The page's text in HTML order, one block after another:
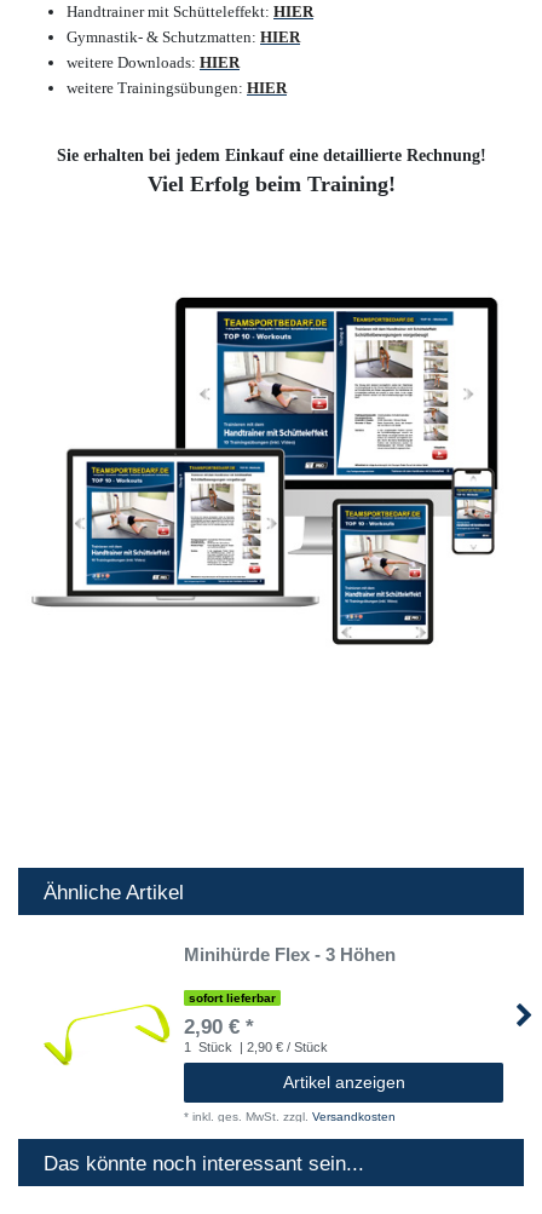
Handtrainer mit Schütteleffekt: HIER
Gymnastik- & Schutzmatten: HIER
weitere Downloads: HIER
weitere Trainingsübungen: HIER
Sie erhalten bei jedem Einkauf eine detaillierte Rechnung!
Viel Erfolg beim Training!
Ähnliche Artikel
Minihürde Flex - 3 Höhen
sofort lieferbar
2,90 € *
1 Stück | 2,90 € / Stück
Artikel anzeigen
* inkl. ges. MwSt. zzgl. Versandkosten
Das könnte noch interessant sein...